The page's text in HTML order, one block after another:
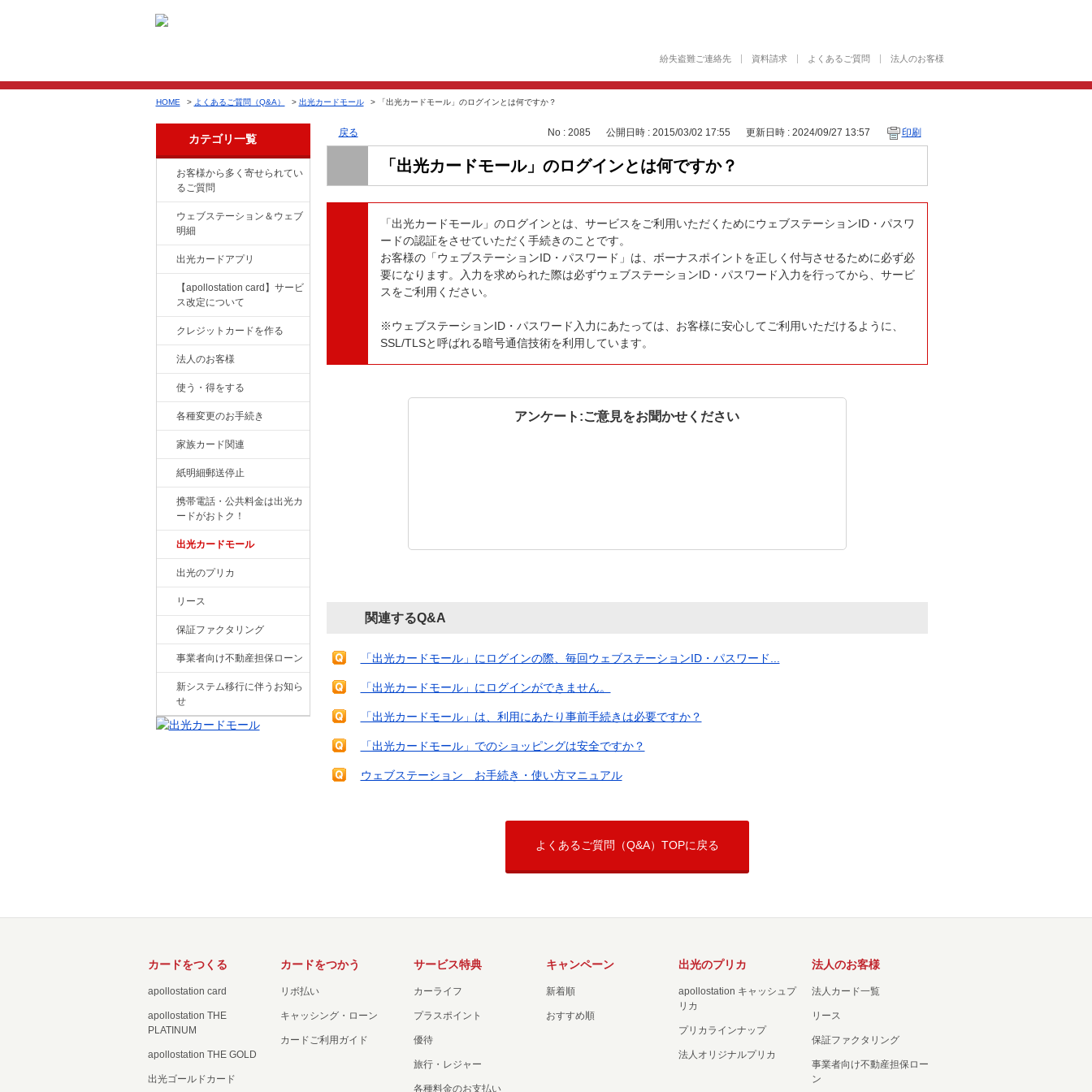
紛失盗難ご連絡先 資料請求 よくあるご質問 法人のお客様
HOME > よくあるご質問（Q&A） > 出光カードモール > 「出光カードモール」のログインとは何ですか？
カテゴリ一覧
お客様から多く寄せられてい
るご質問
ウェブステーション＆ウェブ
明細
出光カードアプリ
【apollostation card】サービ
ス改定について
クレジットカードを作る
法人のお客様
使う・得をする
各種変更のお手続き
家族カード関連
紙明細郵送停止
携帯電話・公共料金は出光カ
ードがおトク！
出光カードモール
出光のプリカ
リース
保証ファクタリング
事業者向け不動産担保ローン
新システム移行に伴うお知ら
せ
戻る No : 2085 公開日時 : 2015/03/02 17:55 更新日時 : 2024/09/27 13:57 印刷
「出光カードモール」のログインとは何ですか？
「出光カードモール」のログインとは、サービスをご利用いただくためにウェブステーションID・パスワ
ードの認証をさせていただく手続きのことです。
お客様の「ウェブステーションID・パスワード」は、ボーナスポイントを正しく付与させるために必ず必
要になります。入力を求められた際は必ずウェブステーションID・パスワード入力を行ってから、サービ
スをご利用ください。
※ウェブステーションID・パスワード入力にあたっては、お客様に安心してご利用いただけるように、
SSL/TLSと呼ばれる暗号通信技術を利用しています。
アンケート:ご意見をお聞かせください
関連するQ&A
「出光カードモール」にログインの際、毎回ウェブステーションID・パスワード...
「出光カードモール」にログインができません。
「出光カードモール」は、利用にあたり事前手続きは必要ですか？
「出光カードモール」でのショッピングは安全ですか？
ウェブステーション お手続き・使い方マニュアル
よくあるご質問（Q&A）TOPに戻る
カードをつくる
apollostation card
apollostation THE
PLATINUM
apollostation THE GOLD
出光ゴールドカード
カードをつかう
リボ払い
キャッシング・ローン
カードご利用ガイド
サービス特典
カーライフ
プラスポイント
優待
旅行・レジャー
各種料金のお支払い
キャンペーン
新着順
おすすめ順
出光のプリカ
apollostation キャッシュプ
リカ
プリカラインナップ
法人オリジナルプリカ
法人のお客様
法人カード一覧
リース
保証ファクタリング
事業者向け不動産担保ロー
ン